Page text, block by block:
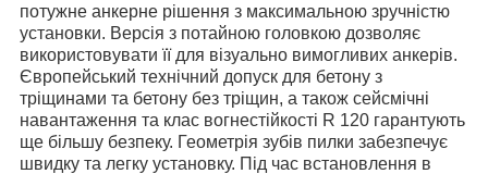
потужне анкерне рішення з максимальною зручністю
установки. Версія з потайною головкою дозволяє
використовувати її для візуально вимогливих анкерів.
Європейський технічний допуск для бетону з
тріщинами та бетону без тріщин, а також сейсмічні
навантаження та клас вогнестійкості R 120 гарантують
ще більшу безпеку. Геометрія зубів пилки забезпечує
швидку та легку установку. Під час встановлення в